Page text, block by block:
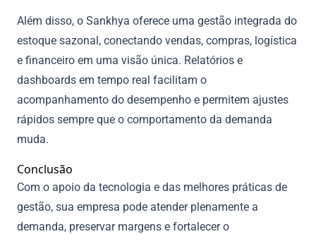
Além disso, o Sankhya oferece uma gestão integrada do
estoque sazonal, conectando vendas, compras, logística
e financeiro em uma visão única. Relatórios e
dashboards em tempo real facilitam o
acompanhamento do desempenho e permitem ajustes
rápidos sempre que o comportamento da demanda
muda.
Conclusão
Com o apoio da tecnologia e das melhores práticas de
gestão, sua empresa pode atender plenamente a
demanda, preservar margens e fortalecer o